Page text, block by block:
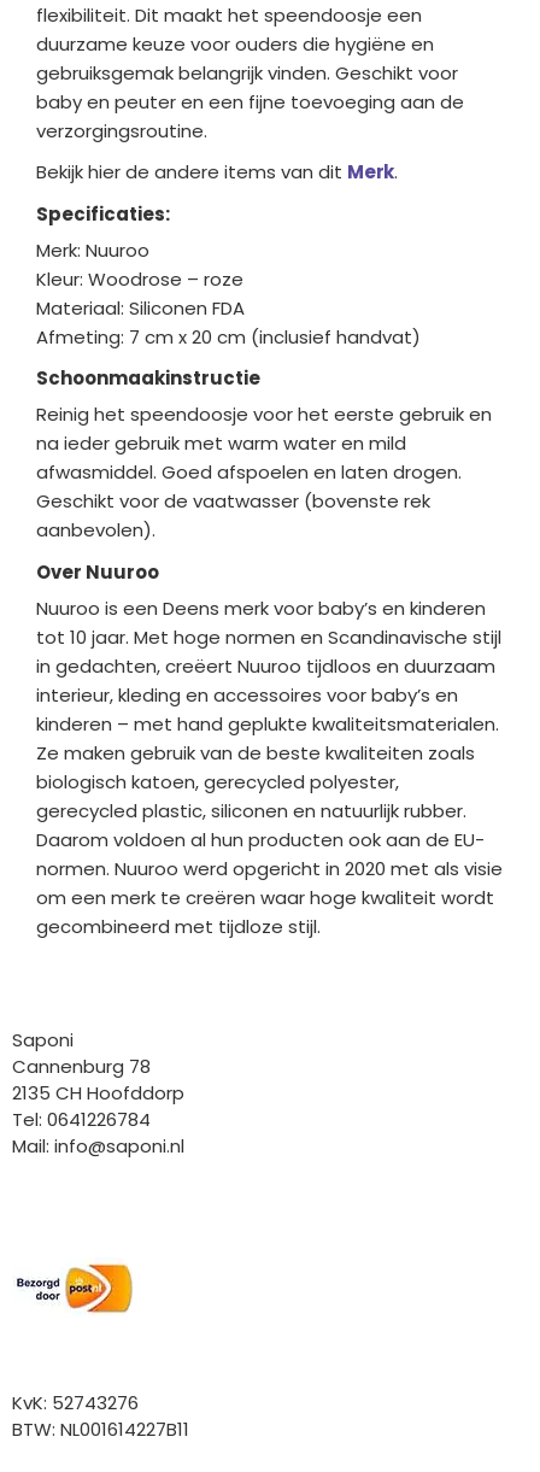
flexibiliteit. Dit maakt het speendoosje een
duurzame keuze voor ouders die hygiëne en
gebruiksgemak belangrijk vinden. Geschikt voor
baby en peuter en een fijne toevoeging aan de
verzorgingsroutine.
Bekijk hier de andere items van dit Merk.
Specificaties:
Merk: Nuuroo
Kleur: Woodrose – roze
Materiaal: Siliconen FDA
Afmeting: 7 cm x 20 cm (inclusief handvat)
Schoonmaakinstructie
Reinig het speendoosje voor het eerste gebruik en
na ieder gebruik met warm water en mild
afwasmiddel. Goed afspoelen en laten drogen.
Geschikt voor de vaatwasser (bovenste rek
aanbevolen).
Over Nuuroo
Nuuroo is een Deens merk voor baby’s en kinderen
tot 10 jaar. Met hoge normen en Scandinavische stijl
in gedachten, creëert Nuuroo tijdloos en duurzaam
interieur, kleding en accessoires voor baby’s en
kinderen – met hand geplukte kwaliteitsmaterialen.
Ze maken gebruik van de beste kwaliteiten zoals
biologisch katoen, gerecycled polyester,
gerecycled plastic, siliconen en natuurlijk rubber.
Daarom voldoen al hun producten ook aan de EU-
normen. Nuuroo werd opgericht in 2020 met als visie
om een ​​merk te creëren waar hoge kwaliteit wordt
gecombineerd met tijdloze stijl.
Saponi
Cannenburg 78
2135 CH Hoofddorp
Tel: 0641226784
Mail: info@saponi.nl
KvK: 52743276
BTW: NL001614227B11